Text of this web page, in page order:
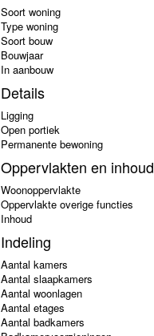
Soort woning
Type woning
Soort bouw
Bouwjaar
In aanbouw
Details
Ligging
Open portiek
Permanente bewoning
Oppervlakten en inhoud
Woonoppervlakte
Oppervlakte overige functies
Inhoud
Indeling
Aantal kamers
Aantal slaapkamers
Aantal woonlagen
Aantal etages
Aantal badkamers